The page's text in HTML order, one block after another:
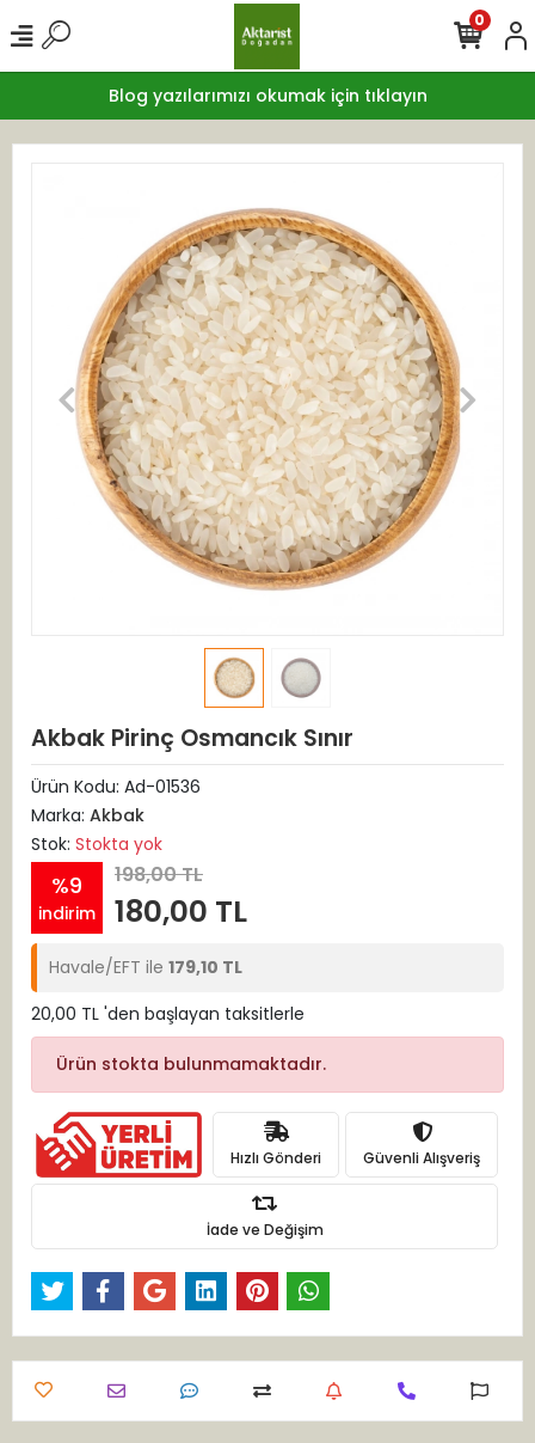
Blog yazılarımızı okumak için tıklayın
0
Akbak Pirinç Osmancık Sınır
Ürün Kodu: Ad-01536
Marka: Akbak
Stok: Stokta yok
%9
indirim
198,00 TL
180,00 TL
Havale/EFT ile 179,10 TL
20,00 TL 'den başlayan taksitlerle
Ürün stokta bulunmamaktadır.
Hızlı Gönderi Güvenli Alışveriş
İade ve Değişim